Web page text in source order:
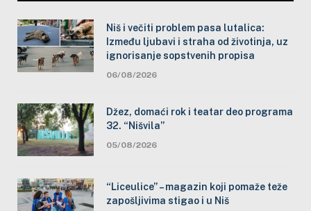
Niš i večiti problem pasa lutalica:
Između ljubavi i straha od životinja, uz
ignorisanje sopstvenih propisa
06/08/2026
Džez, domaći rok i teatar deo programa
32. “Nišvila”
05/08/2026
“Liceulice” – magazin koji pomaže teže
zapošljivima stigao i u Niš